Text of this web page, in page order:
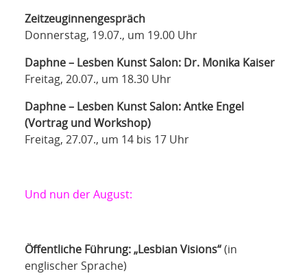
Zeitzeuginnengespräch
Donnerstag, 19.07., um 19.00 Uhr
Daphne–Lesben Kunst Salon: Dr. Monika Kaiser
Freitag, 20.07., um 18.30 Uhr
Daphne–Lesben Kunst Salon: Antke Engel
(Vortrag und Workshop)
Freitag, 27.07., um 14 bis 17 Uhr
Und nun der August:
Öffentliche Führung: „Lesbian Visions“(in
englischer Sprache)